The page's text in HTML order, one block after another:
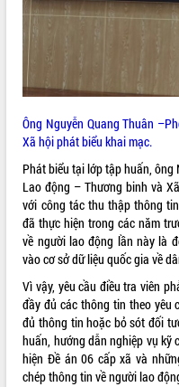
ALBUM ẢNH
LIÊN KẾT WEB
THỐNG KÊ TRUY CẬP
Hôm nay: 12758
Tất cả:
66098426
Ông Nguyễn Quang Thuân
Xã hội phát biểu khai mạc.
Phát biểu tại lớp tập huấn, ông
Lao động – Thương binh và
với công tác thu thập thông
đã thực hiện trong các năm
về người lao động lần này là
vào cơ sở dữ liệu quốc gia về
Vì vậy, yêu cầu điều tra viên
đầy đủ các thông tin theo yêu
đủ thông tin hoặc bỏ sót đối
huấn, hướng dẫn nghiệp vụ kỹ
hiện Đề án 06 cấp xã và
chép thông tin về người lao